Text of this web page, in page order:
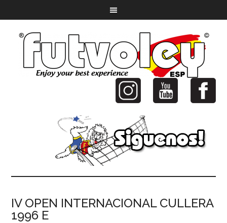
IV OPEN INTERNACIONAL CULLERA
1996 E